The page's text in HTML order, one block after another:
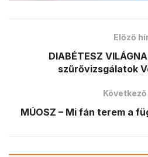
Előző
DIABÉTESZ
szűrővizsgálatok
MÚOSZ – Mi fán terem a